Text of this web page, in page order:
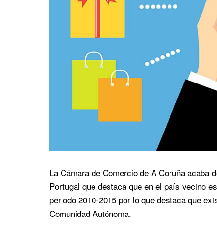
La Cámara de Comercio de A Coruña acaba
Portugal que destaca que en el país vecino
periodo 2010-2015 por lo que destaca que
Comunidad Autónoma.